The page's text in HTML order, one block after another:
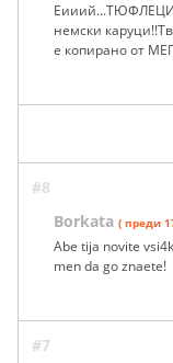
немски
е копирано от
#8
Borkata ( преди
Abe tija novite
men da go znaete!
#7